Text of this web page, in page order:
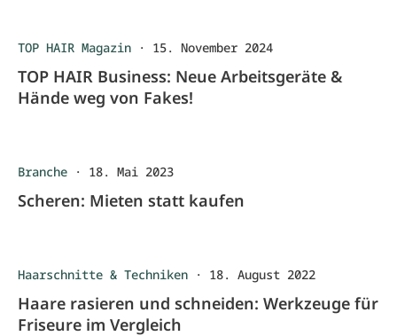
TOP HAIR Magazin · 15. November 2024
TOP HAIR Business: Neue Arbeitsgeräte &
Hände weg von Fakes!
Branche · 18. Mai 2023
Scheren: Mieten statt kaufen
Haarschnitte & Techniken · 18. August 2022
Haare rasieren und schneiden: Werkzeuge für
Friseure im Vergleich